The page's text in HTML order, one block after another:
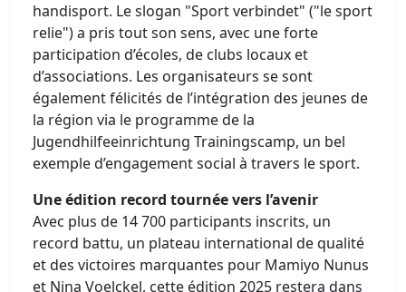
handisport. Le slogan "Sport verbindet" ("le sport
relie") a pris tout son sens, avec une forte
participation d’écoles, de clubs locaux et
d’associations. Les organisateurs se sont
également félicités de l’intégration des jeunes de
la région via le programme de la
Jugendhilfeeinrichtung Trainingscamp, un bel
exemple d’engagement social à travers le sport.
Une édition record tournée vers l’avenir
Avec plus de 14 700 participants inscrits, un
record battu, un plateau international de qualité
et des victoires marquantes pour Mamiyo Nunus
et Nina Voelckel, cette édition 2025 restera dans